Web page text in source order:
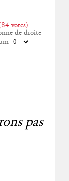
votes)
de droite
pas